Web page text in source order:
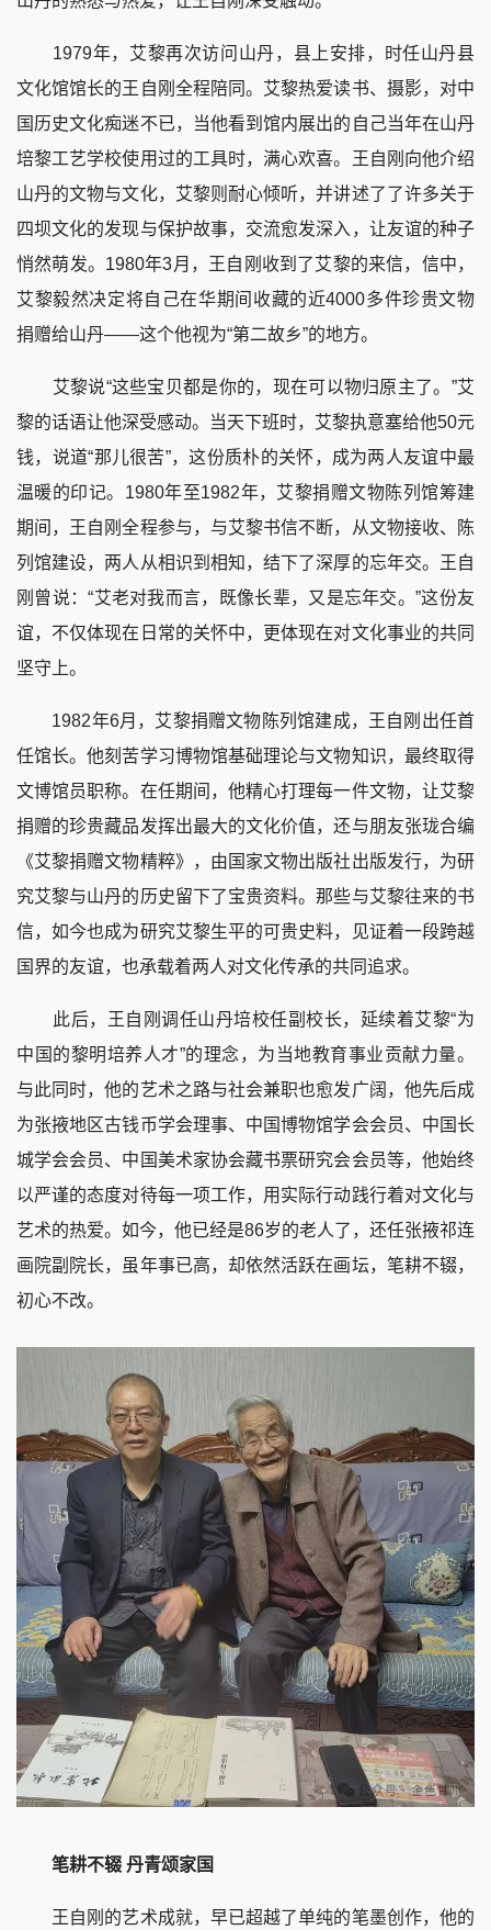
1979年，艾黎再次访问山丹，县上安排，时任山丹县
文化馆馆长的王自刚全程陪同。艾黎热爱读书、摄影，对中
国历史文化痴迷不已，当他看到馆内展出的自己当年在山丹
培黎工艺学校使用过的工具时，满心欢喜。王自刚向他介绍
山丹的文物与文化，艾黎则耐心倾听，并讲述了了许多关于
四坝文化的发现与保护故事，交流愈发深入，让友谊的种子
悄然萌发。1980年3月，王自刚收到了艾黎的来信，信中，
艾黎毅然决定将自己在华期间收藏的近4000多件珍贵文物
捐赠给山丹——这个他视为“第二故乡”的地方。
艾黎说“这些宝贝都是你的，现在可以物归原主了。”艾
黎的话语让他深受感动。当天下班时，艾黎执意塞给他50元
钱，说道“那儿很苦”，这份质朴的关怀，成为两人友谊中最
温暖的印记。1980年至1982年，艾黎捐赠文物陈列馆筹建
期间，王自刚全程参与，与艾黎书信不断，从文物接收、陈
列馆建设，两人从相识到相知，结下了深厚的忘年交。王自
刚曾说：“艾老对我而言，既像长辈，又是忘年交。”这份友
谊，不仅体现在日常的关怀中，更体现在对文化事业的共同
坚守上。
1982年6月，艾黎捐赠文物陈列馆建成，王自刚出任首
任馆长。他刻苦学习博物馆基础理论与文物知识，最终取得
文博馆员职称。在任期间，他精心打理每一件文物，让艾黎
捐赠的珍贵藏品发挥出最大的文化价值，还与朋友张珑合编
《艾黎捐赠文物精粹》，由国家文物出版社出版发行，为研
究艾黎与山丹的历史留下了宝贵资料。那些与艾黎往来的书
信，如今也成为研究艾黎生平的可贵史料，见证着一段跨越
国界的友谊，也承载着两人对文化传承的共同追求。
此后，王自刚调任山丹培校任副校长，延续着艾黎“为
中国的黎明培养人才”的理念，为当地教育事业贡献力量。
与此同时，他的艺术之路与社会兼职也愈发广阔，他先后成
为张掖地区古钱币学会理事、中国博物馆学会会员、中国长
城学会会员、中国美术家协会藏书票研究会会员等，他始终
以严谨的态度对待每一项工作，用实际行动践行着对文化与
艺术的热爱。如今，他已经是86岁的老人了，还任张掖祁连
画院副院长，虽年事已高，却依然活跃在画坛，笔耕不辍，
初心不改。
笔耕不辍 丹青颂家国
王自刚的艺术成就，早已超越了单纯的笔墨创作，他的